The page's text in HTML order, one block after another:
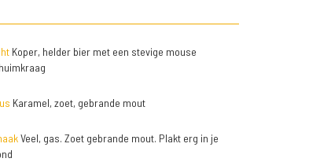
Koper, helder bier met een stevige mouse
Karamel, zoet, gebrande mout
Veel, gas. Zoet gebrande mout. Plakt erg in je